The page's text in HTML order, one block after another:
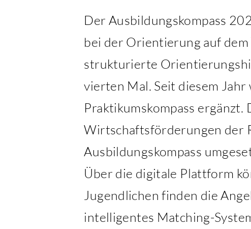
Der Ausbildungskompass
bei der Orientierung auf
strukturierte
vierten Mal. Seit diesem
Praktikumskompass
Wirtschaftsförderungen der
Ausbildungskompass
Über die digitale Plattform
Jugendlichen finden die
intelligentes Matching-